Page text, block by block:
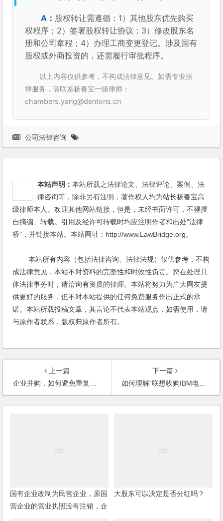
股权转让需遵循：1）其他股东优先购买
权程序；2）签署股权转让协议；3）修改股东名
册和公司章程；4）办理工商变更登记。涉及国有
股权或外商投资的，还需履行审批程序。
以上内容仅供参考，不构成法律意见。如需专业法
律服务，请联系杨春宝一级律师：
chambers.yang@dentons.cn
公司法律咨询
本站声明：本站所载之法律论文、法律评论、案例、法
律咨询等，除非另有注明，著作权人均为站长杨春宝高
级律师本人。欢迎其他网站链接，但是，未经书面许可，不得擅
自摘编、转载。引用及经许可转载时均应注明作者和出处"法律
桥"，并链接本站。本站网址：http://www.LawBridge.org。
本站所有内容（包括法律咨询、法律法规）仅供参考，不构
成法律意见，本站不对资料的完整性和时效性负责。您在处理具
体法律事务时，请洽询有资质的律师。本站将努力为广大网友提
供更好的服务，但不对本站提供的任何免费服务作出正式的承
诺。本站所载投稿文章，其言论不代表本站观点，如需使用，请
与原作者联系，版权归原作者所有。
上一篇
企业并购，如何避免重复缴税？
下一篇
如何理解“联想收购IBM电脑业务”中的“收购业务”？
国有企业改制为民营企业，原国
营企业的营业执照没有注销，企
大股东可以决定是否分红吗？